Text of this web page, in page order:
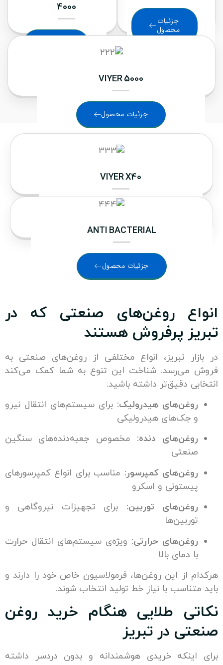
جزئیات
محصول
محصول
VIYER 5000
جزئیات محصول
VIYER X40
ANTI BACTERIAL
جزئیات محصول
روغن‌های صنعتی که در
پرفروش هستند
تبریز، انواع مختلفی از روغن‌های صنعتی به
شناخت این تنوع به شما کمک می‌کند
دقیق‌تر داشته باشید:
هیدرولیک:برای سیستم‌های انتقال نیرو
جک‌های هیدرولیکی
دنده:مخصوص جعبه‌دنده‌های سنگین
کمپرسور:مناسب برای انواع کمپرسورهای
و اسکرو
توربین:
برای تجهیزات نیروگاهی و
حرارتی: ویژه‌ی سیستم‌های انتقال حرارت
دمای بالا
از این روغن‌ها، فرمولاسیون خاص خود را دارند و
با نیاز خط تولید انتخاب شوند.
طلایی هنگام خرید روغن
در تبریز
خریدی هوشمندانه و بدون دردسر داشته